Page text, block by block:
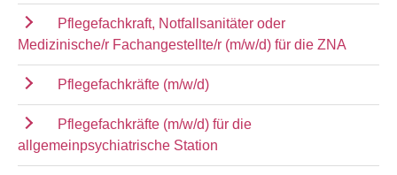
Pflegefachkraft, Notfallsanitäter oder
Medizinische/r Fachangestellte/r (m/w/d) für die ZNA
Pflegefachkräfte (m/w/d)
Pflegefachkräfte (m/w/d) für die
allgemeinpsychiatrische Station